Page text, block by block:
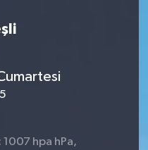
1007 hpa hPa,